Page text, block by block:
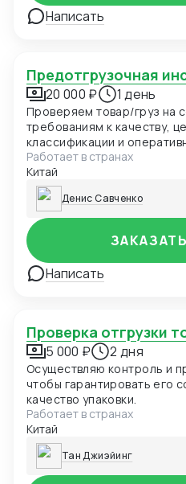
Написать
Предотгрузочная
20 000 ₽ 1 день
Проверяем товар/груз на
требованиям к качеству,
классификации и
информацию
Работает в странах
Китай
Денис Савченко
Написать
Проверка отгрузки
5 000 ₽ 2 дня
Осуществляю контроль и
чтобы гарантировать его
качество упаковки.
Работает в странах
Китай
Тан Джиэйинг